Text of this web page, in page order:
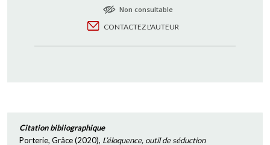
Non consultable
CONTACTEZ L'AUTEUR
Citation bibliographique
Porterie, Grâce(2020), L’éloquence, outil de séduction